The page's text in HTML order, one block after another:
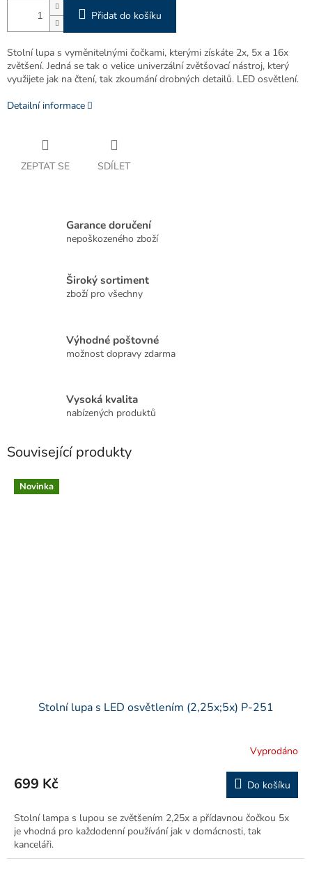
Přidat do košíku
Stolní lupa s vyměnitelnými čočkami, kterými získáte 2x, 5x a 16x
zvětšení. Jedná se tak o velice univerzální zvětšovací nástroj, který
využijete jak na čtení, tak zkoumání drobných detailů. LED osvětlení.
Detailní informace
ZEPTAT SE SDÍLET
Garance doručení
nepoškozeného zboží
Široký sortiment
zboží pro všechny
Výhodné poštovné
možnost dopravy zdarma
Vysoká kvalita
nabízených produktů
Související produkty
Novinka
Stolní lupa s LED osvětlením (2,25x;5x) P-251
Vyprodáno
699 Kč Do košíku
Stolní lampa s lupou se zvětšením 2,25x a přídavnou čočkou 5x
je vhodná pro každodenní používání jak v domácnosti, tak
kanceláři.